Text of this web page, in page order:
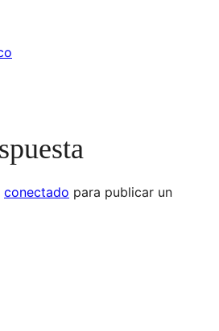
conectado para publicar un